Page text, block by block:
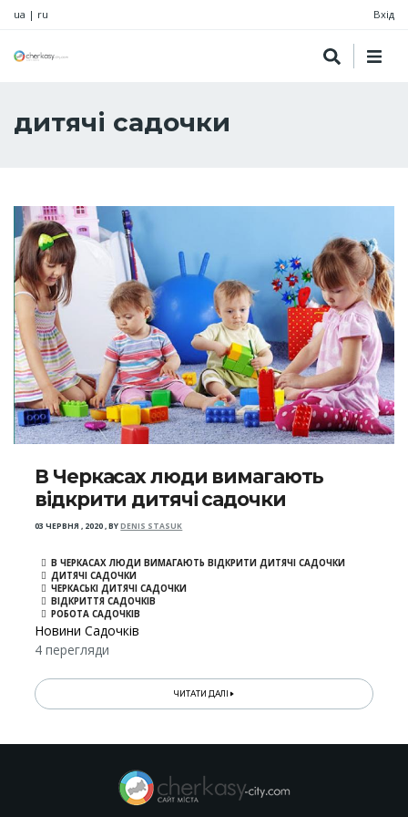
ua | ru Вхід
дитячі садочки
В Черкасах люди вимагають
відкрити дитячі садочки
03 ЧЕРВНЯ , 2020,BYDENIS STASUK
В ЧЕРКАСАХ ЛЮДИ ВИМАГАЮТЬ ВІДКРИТИ ДИТЯЧІ САДОЧКИ
ДИТЯЧІ САДОЧКИ
ЧЕРКАСЬКІ ДИТЯЧІ САДОЧКИ
ВІДКРИТТЯ САДОЧКІВ
РОБОТА САДОЧКІВ
Новини Садочків
4 перегляди
ЧИТАТИ ДАЛІ